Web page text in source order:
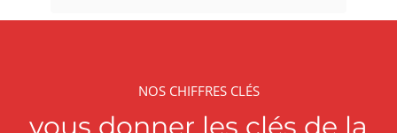
NOS CHIFFRES CLÉS
vous donner les clés de la